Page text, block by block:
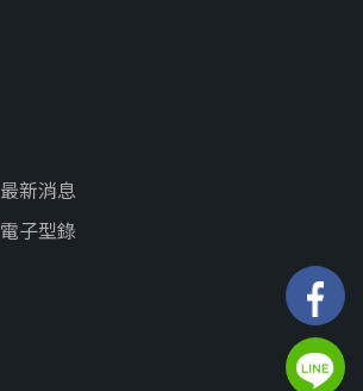
最新消息
電子型錄